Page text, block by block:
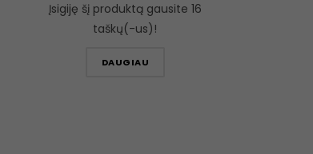
Įsigiję šį produktą gausite 16
taškų(-us)!
DAUGIAU